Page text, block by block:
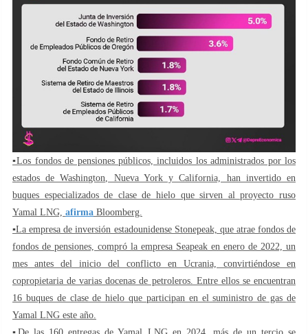
▪️Los fondos de pensiones públicos, incluidos los administrados por los
estados de Washington, Nueva York y California, han invertido en
buques especializados de clase de hielo que sirven al proyecto ruso
Yamal LNG, afirma Bloomberg.
▪️La empresa de inversión estadounidense Stonepeak, que atrae fondos de
fondos de pensiones, compró la empresa Seapeak en enero de 2022, un
mes antes del inicio del conflicto en Ucrania, convirtiéndose en
copropietaria de varias docenas de petroleros. Entre ellos se encuentran
16 buques de clase de hielo que participan en el suministro de gas de
Yamal LNG este año.